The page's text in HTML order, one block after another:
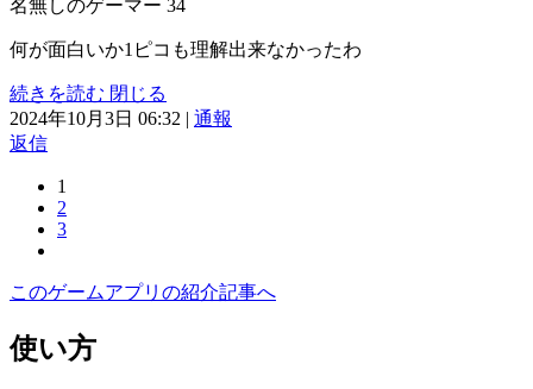
名無しのゲーマー 34
何が面白いか1ピコも理解出来なかったわ
続きを読む 閉じる
2024年10月3日 06:32 | 通報
返信
1
2
3
このゲームアプリの紹介記事へ
使い方